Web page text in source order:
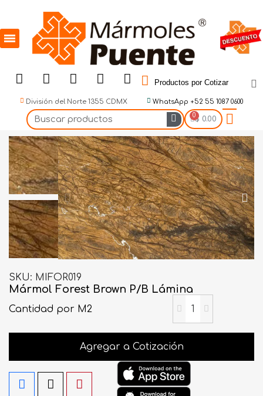
Productos por Cotizar
División del Norte 1355 CDMX WhatsApp +52 55 1087 0600
$ 0.00
SKU MIFOR019
Mármol Forest Brown P/B Lámina
Cantidad por M2
Agregar a Cotización